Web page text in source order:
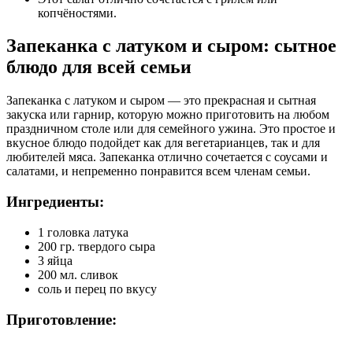
копчёностями.
Запеканка с латуком и сыром: сытное
блюдо для всей семьи
Запеканка с латуком и сыром — это прекрасная и сытная
закуска или гарнир, которую можно приготовить на любом
праздничном столе или для семейного ужина. Это простое и
вкусное блюдо подойдет как для вегетарианцев, так и для
любителей мяса. Запеканка отлично сочетается с соусами и
салатами, и непременно понравится всем членам семьи.
Ингредиенты:
1 головка латука
200 гр. твердого сыра
3 яйца
200 мл. сливок
соль и перец по вкусу
Приготовление: